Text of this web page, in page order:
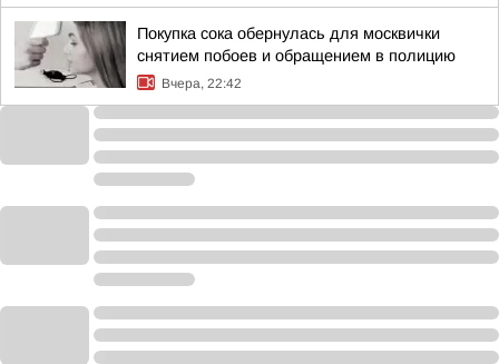
Покупка сока обернулась для москвички
снятием побоев и обращением в полицию
Вчера, 22:42